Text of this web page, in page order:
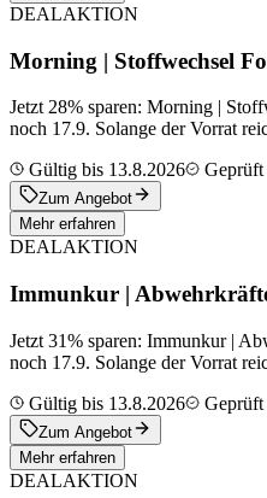
DEALAKTION
Morning | Stoffwechsel
Jetzt 28% sparen: Morning |
noch 17.9. Solange der Vorrat
Gültig bis 13.8.2026
Geprüft
Zum Angebot
Mehr erfahren
DEALAKTION
Immunkur |
Jetzt 31% sparen: Immunkur |
noch 17.9. Solange der Vorrat
Gültig bis 13.8.2026
Geprüft
Zum Angebot
Mehr erfahren
DEALAKTION